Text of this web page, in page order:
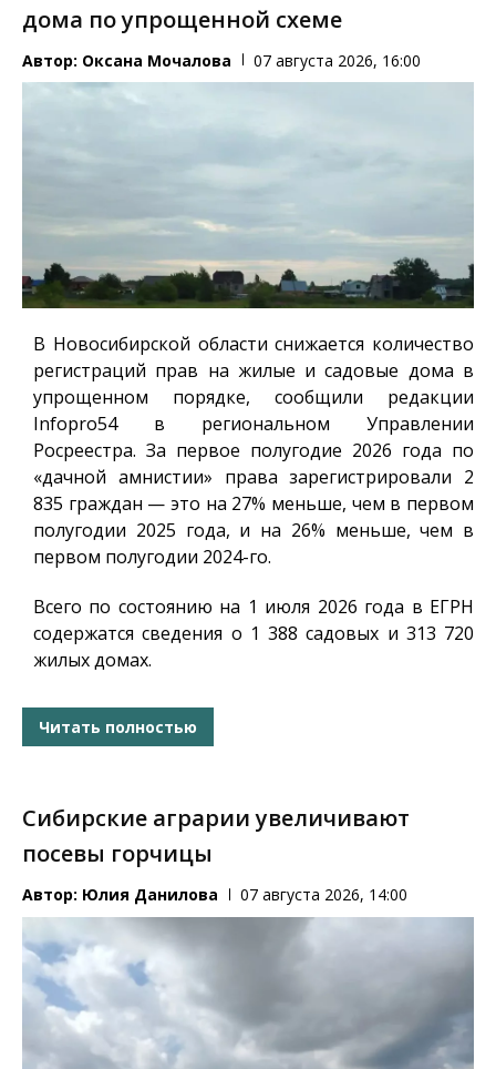
дома по упрощенной схеме
Автор: Оксана Мочалова 07 августа 2026, 16:00
В Новосибирской области снижается количество
регистраций прав на жилые и садовые дома в
упрощенном порядке, сообщили редакции
Infopro54в региональном Управлении
Росреестра. За первое полугодие 2026 года по
«дачной амнистии» права зарегистрировали 2
835 граждан — это на 27% меньше, чем в первом
полугодии 2025 года, и на 26% меньше, чем в
первом полугодии 2024-го.
Всего по состоянию на 1 июля 2026 года в ЕГРН
содержатся сведения о 1 388 садовых и 313 720
жилых домах.
Читать полностью
Сибирские аграрии увеличивают
посевы горчицы
Автор: Юлия Данилова 07 августа 2026, 14:00